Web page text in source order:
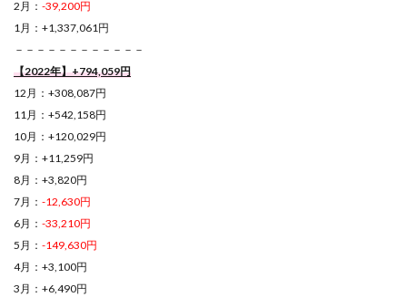
2月： -39,200円
1月：+1,337,061円
－－－－－－－－－－－－
【2022年】+794,059円
12月：+308,087円
11月：+542,158円
10月：+120,029円
9月：+11,259円
8月：+3,820円
7月： -12,630円
6月： -33,210円
5月： -149,630円
4月：+3,100円
3月：+6,490円